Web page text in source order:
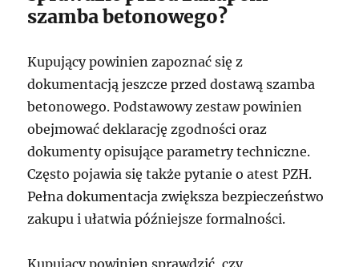
szamba betonowego?
Kupujący powinien zapoznać się z
dokumentacją jeszcze przed dostawą szamba
betonowego. Podstawowy zestaw powinien
obejmować deklarację zgodności oraz
dokumenty opisujące parametry techniczne.
Często pojawia się także pytanie o atest PZH.
Pełna dokumentacja zwiększa bezpieczeństwo
zakupu i ułatwia późniejsze formalności.
Kupujący powinien sprawdzić, czy